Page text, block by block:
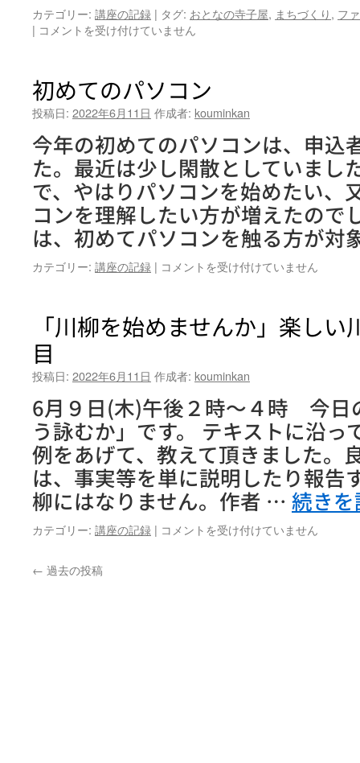
カテゴリー: 講座の記録 | タグ: おとなの寺子屋, まちづくり, フ
| お
の
寺
子
in
公
民
館
『ま
ち
の
ァ
テ
ー
タ
ー
養
成
講
座』
実
施
し
ま
し
た。
コメントを受け付けていません
初めてのパソコン
投稿日: 2022年6月11日 作成者: kouminkan
今年の初めてのパソコンは、申込
た。最近は少し閑散としていまし
で、やはりパソコンを始めたい、
コンを理解したい方が増えたので
は、初めてパソコンを触る方が
カテゴリー: 講座の記録 | 初
パ
ン
コメントを受け付けていません
「川柳を始めませんか」楽し
目
投稿日: 2022年6月11日 作成者: kouminkan
6月９日(木)午後２時～４時 今日
う詠むか」です。 テキストに沿っ
例をあげて、教えて頂きました。
は、事実等を単に説明したり報告
柳にはなりません。作者 … 続き
カテゴリー: 講座の記録 | 「川
コメントを受け付けていません
← 過去の投稿